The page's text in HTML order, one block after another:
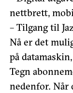
nettbrett,
– Tilgang til
Nå er det
på
Tegn
nedenfor. Når